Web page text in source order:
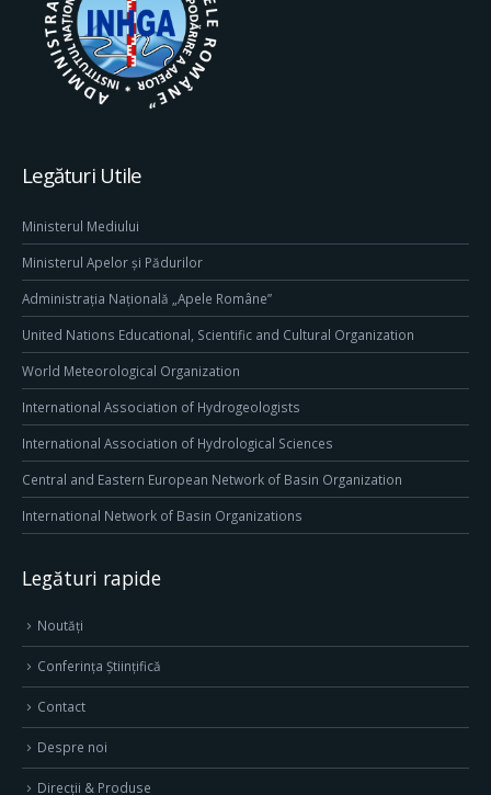
Legături Utile
Ministerul Mediului
Ministerul Apelor și Pădurilor
Administrația Națională „Apele Române”
United Nations Educational, Scientific and Cultural Organization
World Meteorological Organization
International Association of Hydrogeologists
International Association of Hydrological Sciences
Central and Eastern European Network of Basin Organization
International Network of Basin Organizations
Legături rapide
Noutăți
Conferința Științifică
Contact
Despre noi
Direcţii & Produse